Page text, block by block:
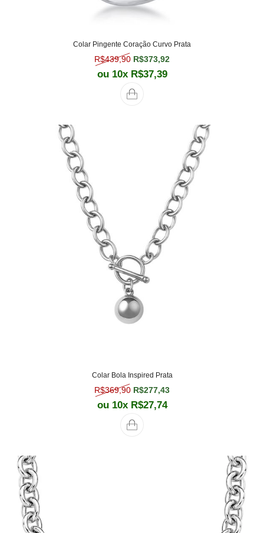
Colar Pingente Coração Curvo Prata
R$439,90 O preço original era: R$439,90.
R$373,92
ou 10x R$37,39
Colar Bola Inspired Prata
R$369,90 O preço original era: R$369,90.
R$277,43
ou 10x R$27,74